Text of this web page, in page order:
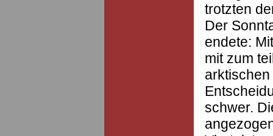
trotzten
Der
endete:
mit zum
schwer.